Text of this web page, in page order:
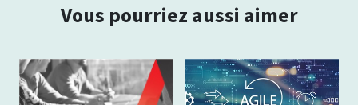
Vous pourriez aussi aimer